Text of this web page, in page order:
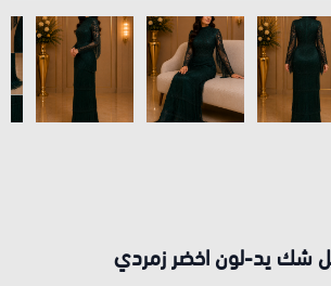
شك يد-لون اخضر زمردي